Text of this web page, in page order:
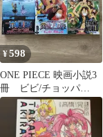
¥598
ONE PIECE 映画小説3
冊 ビビ/チョッパ
ー/STRONG WORLD